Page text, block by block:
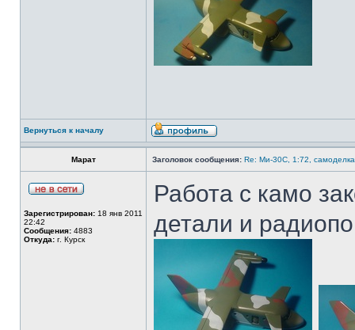
Вернуться к началу
Марат Заголовок сообщения: Re: Ми-30С, 1:72, самоделка
Зарегистрирован: 18 янв 2011
22:42
Сообщения: 4883
Откуда: г. Курск
Работа с камо
детали и